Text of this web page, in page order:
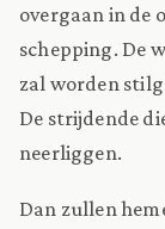
overgaan in de
schepping. De
zal worden
De strijdende
neerliggen.
Dan zullen